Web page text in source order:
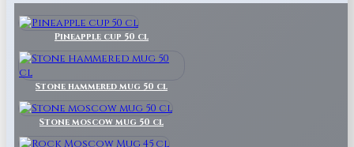
Pineapple cup 50 cl
Stone hammered mug 50 cl
Stone moscow mug 50 cl